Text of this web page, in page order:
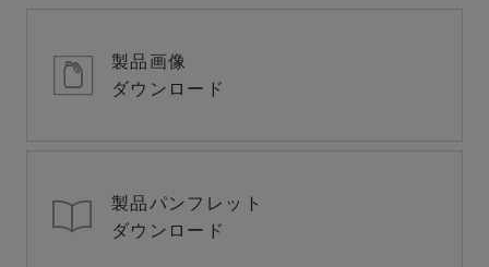
製品画像
ダウンロード
製品パンフレット
ダウンロード